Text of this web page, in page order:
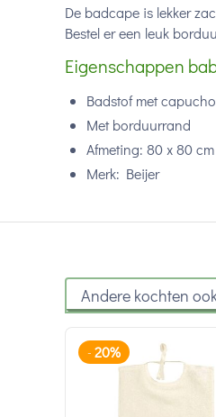
De badcape is lekker
Bestel er een leuk
Eigenschappen
Badstof met
Met borduurrand
Afmeting: 80 x 80 cm
Merk: Beijer
Andere kochten
- 20%